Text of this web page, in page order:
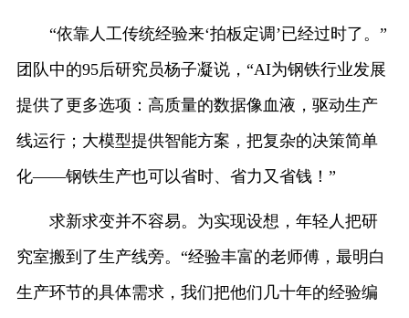
“依靠人工传统经验来‘拍板定调’已经过时了。”
团队中的95后研究员杨子凝说，“AI为钢铁行业发展
提供了更多选项：高质量的数据像血液，驱动生产
线运行；大模型提供智能方案，把复杂的决策简单
化——钢铁生产也可以省时、省力又省钱！”
求新求变并不容易。为实现设想，年轻人把研
究室搬到了生产线旁。“经验丰富的老师傅，最明白
生产环节的具体需求，我们把他们几十年的经验编